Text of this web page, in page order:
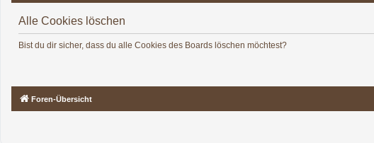
Alle Cookies löschen
Bist du dir sicher, dass du alle Cookies des Boards löschen möchtest?
Foren-Übersicht